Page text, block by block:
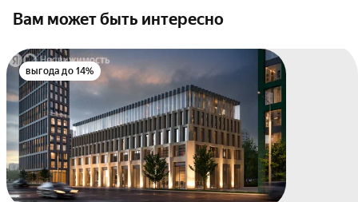
Вам может быть интересно
выгода до 14%